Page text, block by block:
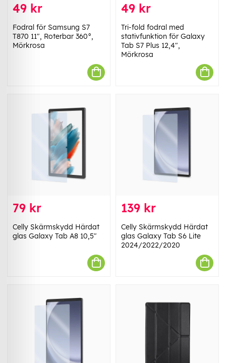
49 kr
Fodral för Samsung S7
T870 11", Roterbar 360°,
Mörkrosa
49 kr
Tri-fold fodral med
stativfunktion för Galaxy
Tab S7 Plus 12,4",
Mörkrosa
79 kr
Celly Skärmskydd Härdat
glas Galaxy Tab A8 10,5"
139 kr
Celly Skärmskydd Härdat
glas Galaxy Tab S6 Lite
2024/2022/2020